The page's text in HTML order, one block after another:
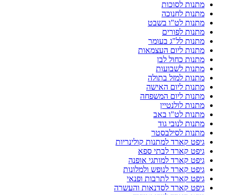
מתנות לסוכות
מתנות לחנוכה
מתנות לט"ו בשבט
מתנות לפורים
מתנות לל"ג בעומר
מתנות ליום העצמאות
מתנות כחול לבן
מתנות לשבועות
מתנות למזל בתולה
מתנות ליום האישה
מתנות ליום המשפחה
מתנות לולנטיין
מתנות לט"ו באב
מתנות לנובי גוד
מתנות לסילבסטר
גיפט קארד למתנות קולינריות
גיפט קארד לבתי ספא
גיפט קארד למותגי אופנה
גיפט קארד לנופש ולמלונות
גיפט קארד לתרבות ופנאי
גיפט קארד לסדנאות והעשרה